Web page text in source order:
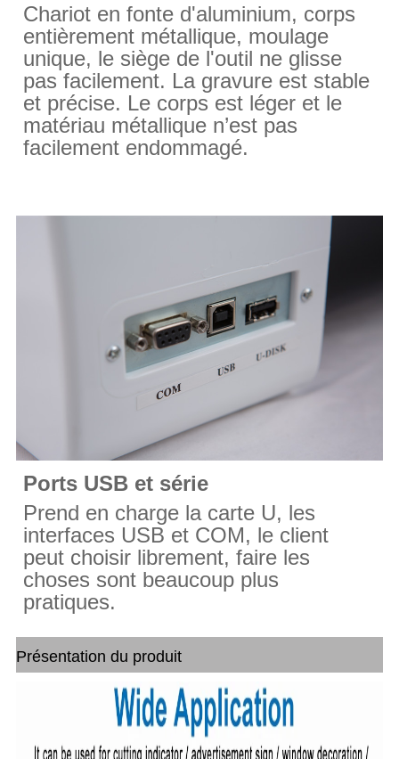
Chariot en fonte d'aluminium, corps
entièrement métallique, moulage
unique, le siège de l'outil ne glisse
pas facilement. La gravure est stable
et précise. Le corps est léger et le
matériau métallique n’est pas
facilement endommagé.
Ports USB et série
Prend en charge la carte U, les
interfaces USB et COM, le client
peut choisir librement,faire les
choses sont beaucoup plus
pratiques.
Présentation du produit